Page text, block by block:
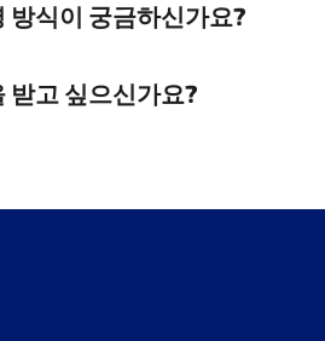
방식이 궁금하신가요?
받고 싶으신가요?